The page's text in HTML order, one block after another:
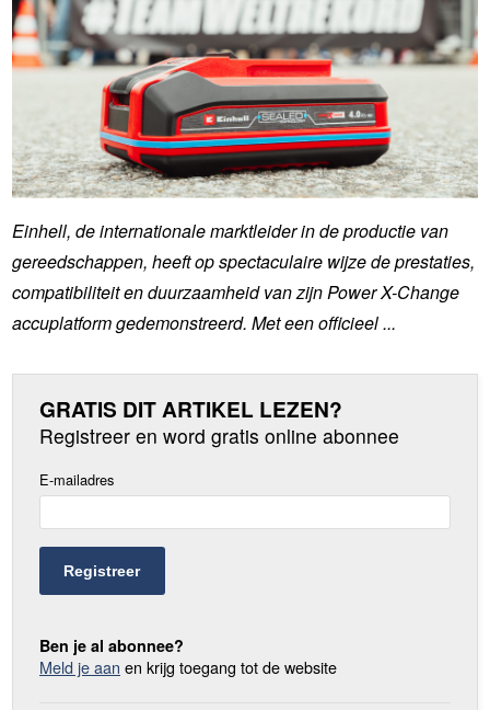
Einhell, de internationale marktleider in de productie van
gereedschappen, heeft op spectaculaire wijze de prestaties,
compatibiliteit en duurzaamheid van zijn Power X-Change
accuplatform gedemonstreerd. Met een officieel ...
GRATIS DIT ARTIKEL LEZEN?
Registreer en word gratis online abonnee
E-mailadres
Registreer
Ben je al abonnee?
Meld je aan en krijg toegang tot de website